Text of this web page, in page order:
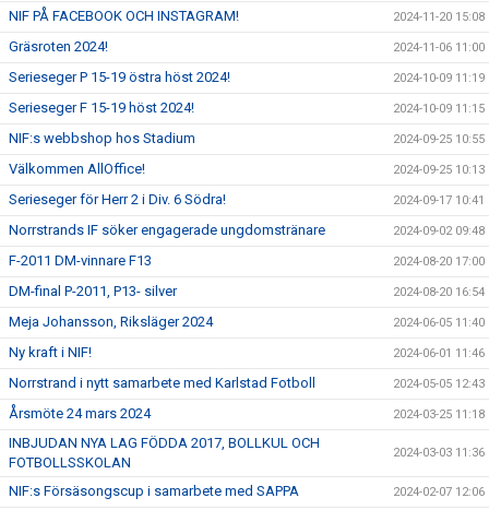
NIF PÅ FACEBOOK OCH INSTAGRAM! 2024-11-20 15:08
Gräsroten 2024! 2024-11-06 11:00
Serieseger P 15-19 östra höst 2024! 2024-10-09 11:19
Serieseger F 15-19 höst 2024! 2024-10-09 11:15
NIF:s webbshop hos Stadium 2024-09-25 10:55
Välkommen AllOffice! 2024-09-25 10:13
Serieseger för Herr 2 i Div. 6 Södra! 2024-09-17 10:41
Norrstrands IF söker engagerade ungdomstränare 2024-09-02 09:48
F-2011 DM-vinnare F13 2024-08-20 17:00
DM-final P-2011, P13- silver 2024-08-20 16:54
Meja Johansson, Riksläger 2024 2024-06-05 11:40
Ny kraft i NIF! 2024-06-01 11:46
Norrstrand i nytt samarbete med Karlstad Fotboll 2024-05-05 12:43
Årsmöte 24 mars 2024 2024-03-25 11:18
INBJUDAN NYA LAG FÖDDA 2017, BOLLKUL OCH
FOTBOLLSSKOLAN
2024-03-03 11:36
NIF:s Försäsongscup i samarbete med SAPPA 2024-02-07 12:06